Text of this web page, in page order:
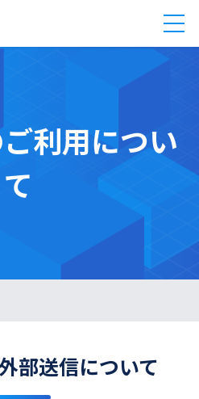
利用につい
て
部送信について